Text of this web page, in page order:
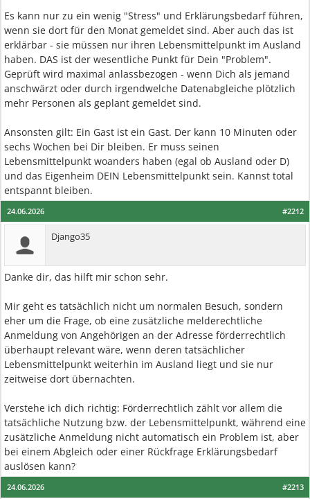
Es kann nur zu ein wenig "Stress" und Erklärungsbedarf führen,
wenn sie dort für den Monat gemeldet sind. Aber auch das ist
erklärbar - sie müssen nur ihren Lebensmittelpunkt im Ausland
haben. DAS ist der wesentliche Punkt für Dein "Problem".
Geprüft wird maximal anlassbezogen - wenn Dich als jemand
anschwärzt oder durch irgendwelche Datenabgleiche plötzlich
mehr Personen als geplant gemeldet sind.
Ansonsten gilt: Ein Gast ist ein Gast. Der kann 10 Minuten oder
sechs Wochen bei Dir bleiben. Er muss seinen
Lebensmittelpunkt woanders haben (egal ob Ausland oder D)
und das Eigenheim DEIN Lebensmittelpunkt sein. Kannst total
entspannt bleiben.
#2212
24.06.2026
Django35
Danke dir, das hilft mir schon sehr.
Mir geht es tatsächlich nicht um normalen Besuch, sondern
eher um die Frage, ob eine zusätzliche melderechtliche
Anmeldung von Angehörigen an der Adresse förderrechtlich
überhaupt relevant wäre, wenn deren tatsächlicher
Lebensmittelpunkt weiterhin im Ausland liegt und sie nur
zeitweise dort übernachten.
Verstehe ich dich richtig: Förderrechtlich zählt vor allem die
tatsächliche Nutzung bzw. der Lebensmittelpunkt, während eine
zusätzliche Anmeldung nicht automatisch ein Problem ist, aber
bei einem Abgleich oder einer Rückfrage Erklärungsbedarf
auslösen kann?
#2213
24.06.2026